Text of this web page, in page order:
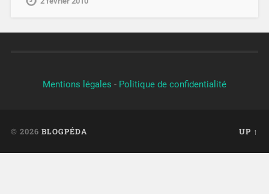
Mentions légales - Politique de confidentialité
© 2026 BLOGPÉDA UP ↑